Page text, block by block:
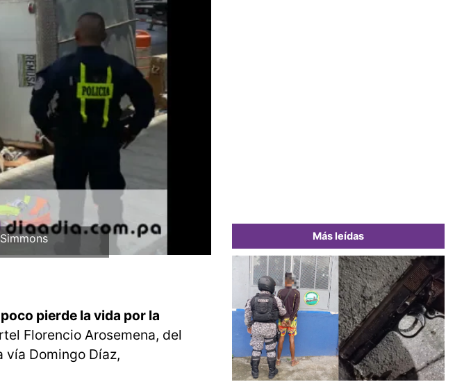
pierde la vida por la
Florencio Arosemena, del
vía Domingo Díaz,
Más leídas